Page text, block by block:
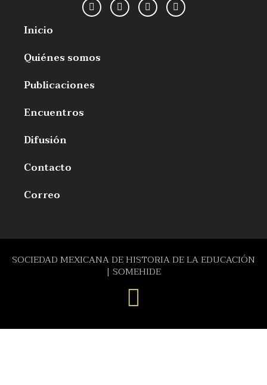
Inicio
Quiénes somos
Publicaciones
Encuentros
Difusión
Contacto
Correo
SOCIEDAD MEXICANA DE HISTORIA DE LA EDUCACIÓN
| SOMEHIDE